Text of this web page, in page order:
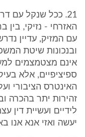
21. ככל שנקל עם
האזרחי - נזיקי, בין
עם המזיק, עדיין
ובנכונות שיטת
אינם מצטמצמים
ספיציפיים, אלא
האינטרס הציבורי
זהירות יתר בהכרה
לידיים ועשיית דין
יעשה ואזי אנא אנו